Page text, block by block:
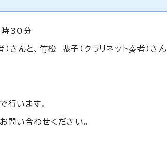
時30分
さんと、竹松 恭子（クラリネット奏者）さ
行います。
問い合わせください。